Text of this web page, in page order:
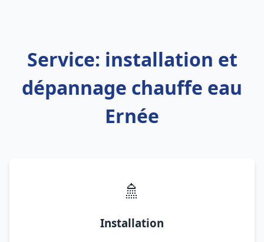
Service: installation et
dépannage chauffe eau
Ernée
🚿
Installation